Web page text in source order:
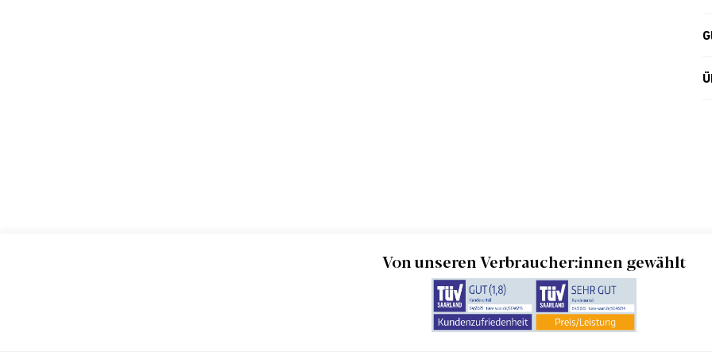
Von unseren Verbraucher:innen gewählt